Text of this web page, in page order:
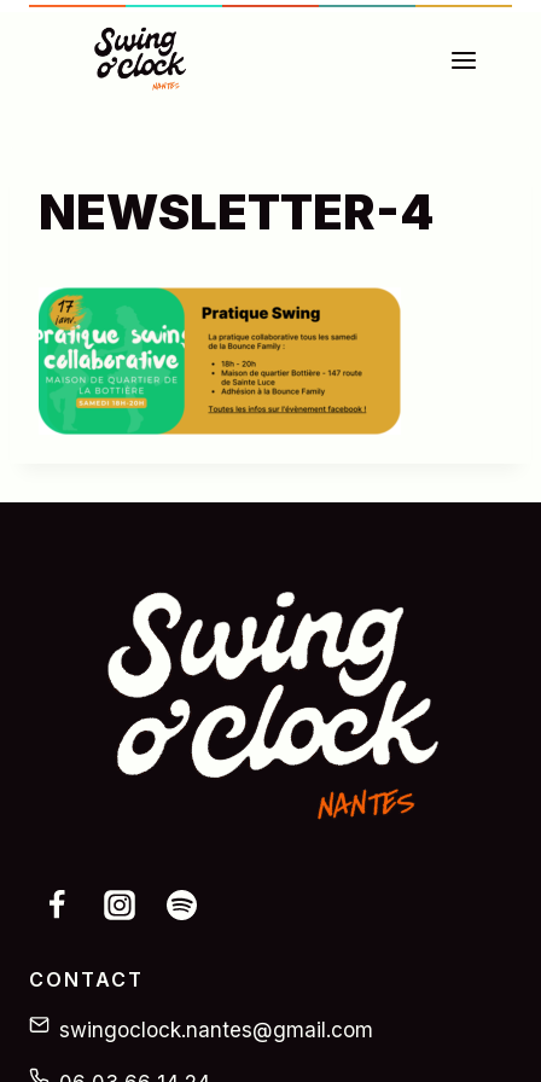
Aller
NEWSLETTER-4
CONTACT
swingoclock.nantes@gmail.com